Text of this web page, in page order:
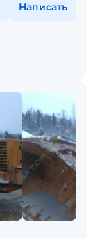
Написать